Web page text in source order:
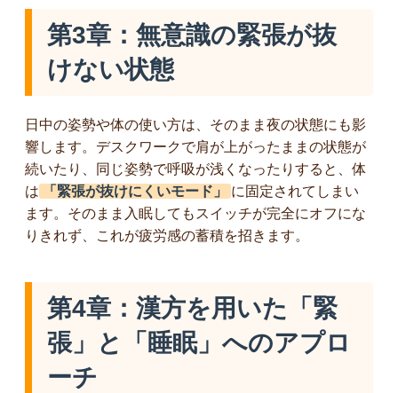
第3章：無意識の緊張が抜
けない状態
日中の姿勢や体の使い方は、そのまま夜の状態にも影
響します。デスクワークで肩が上がったままの状態が
続いたり、同じ姿勢で呼吸が浅くなったりすると、体
は
「緊張が抜けにくいモード」
に固定されてしまい
ます。そのまま入眠してもスイッチが完全にオフにな
りきれず、これが疲労感の蓄積を招きます。
第4章：漢方を用いた「緊
張」と「睡眠」へのアプロ
ーチ